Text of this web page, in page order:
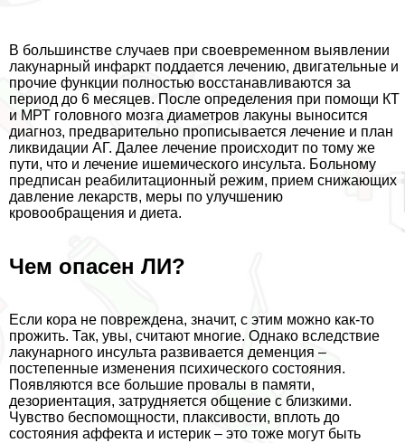
В большинстве случаев при своевременном выявлении
лакунарный инфаркт поддается лечению, двигательные и
прочие функции полностью восстанавливаются за
период до 6 месяцев. После определения при помощи КТ
и МРТ головного мозга диаметров лакуны выносится
диагноз, предварительно прописывается лечение и план
ликвидации АГ. Далее лечение происходит по тому же
пути, что и лечение ишемического инсульта. Больному
предписан реабилитационный режим, прием снижающих
давление лекарств, меры по улучшению
кровообращения и диета.
Чем опасен ЛИ?
Если кора не повреждена, значит, с этим можно как-то
прожить. Так, увы, считают многие. Однако вследствие
лакунарного инсульта развивается деменция –
постепенные изменения психического состояния.
Появляются все большие провалы в памяти,
дезориентация, затрудняется общение с близкими.
Чувство беспомощности, плаксивости, вплоть до
состояния аффекта и истерик – это тоже могут быть